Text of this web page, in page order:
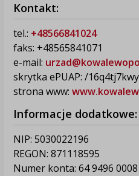
Kontakt:
tel.: +48566841024
faks: +48565841071
e-mail:
skrytka ePUAP: /
strona www:
Informacje dodatkowe:
NIP: 5030022196
REGON: 871118595
Numer konta: 64 9496